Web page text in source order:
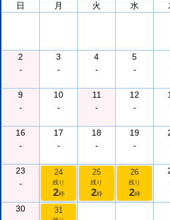
日
月 火 水
2
-
3
-
4
-
5
-
9
-
10
-
11
-
12
-
16
-
17
-
18
-
19
-
23
-
24
残り
2枠
25
残り
2枠
26
残り
2枠
30
31